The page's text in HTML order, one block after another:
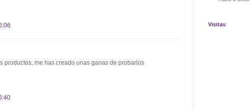
productos, me has creado unas ganas de probarlos
Visitas